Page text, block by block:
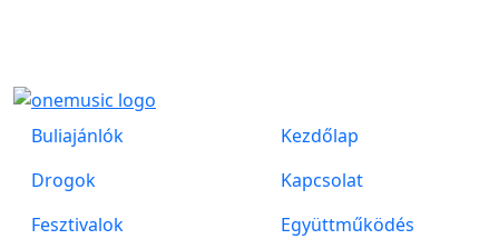
Buliajánlók
Drogok
Fesztivalok
Kezdőlap
Kapcsolat
Együttműködés